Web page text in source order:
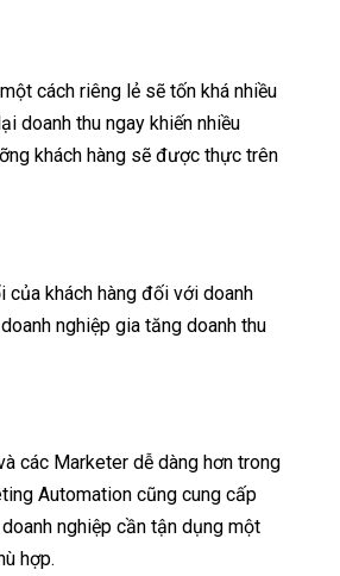
cách riêng lẻ sẽ tốn khá nhiều
doanh thu ngay khiến nhiều
khách hàng sẽ được thực trên
khách hàng đối với doanh
nghiệp gia tăng doanh thu
các Marketer dễ dàng hơn trong
Automation cũng cung cấp
nghiệp cần tận dụng một
hợp.